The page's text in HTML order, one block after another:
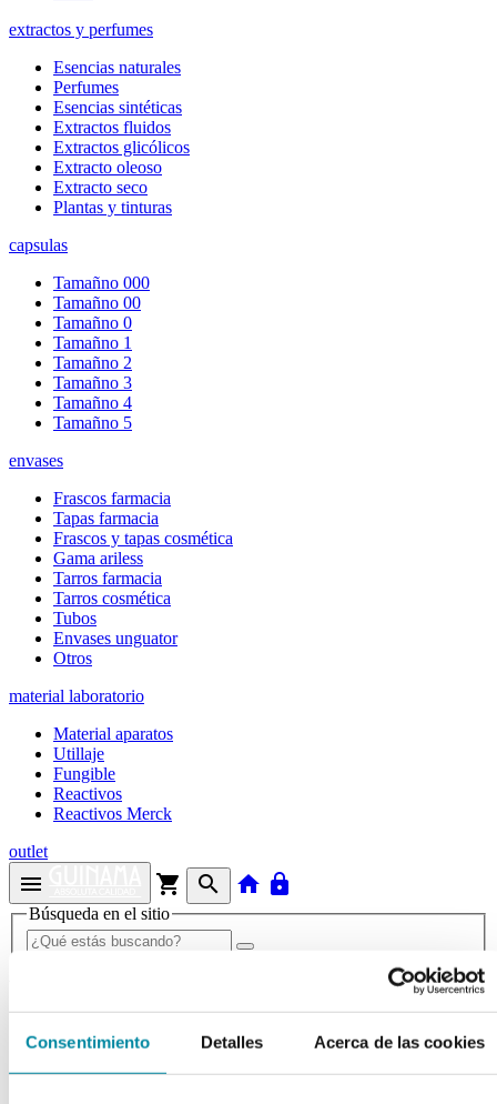
Consentimiento Detalles Acerca de las cookies
extractos y perfumes
Esencias naturales
Perfumes
Esencias sintéticas
Extractos fluidos
Extractos glicólicos
Extracto oleoso
Extracto seco
Plantas y tinturas
capsulas
Tamañno 000
Tamañno 00
Tamañno 0
Tamañno 1
Tamañno 2
Tamañno 3
Tamañno 4
Tamañno 5
envases
Frascos farmacia
Tapas farmacia
Frascos y tapas cosmética
Gama ariless
Tarros farmacia
Tarros cosmética
Tubos
Envases unguator
Otros
material laboratorio
Material aparatos
Utillaje
Fungible
Reactivos
Reactivos Merck
outlet
menu shopping_cart search home lock
Búsqueda en el sitio
Inicio >>
CAPSULADOR FULL KIT FULL METAL 120 FETON
arrow_back